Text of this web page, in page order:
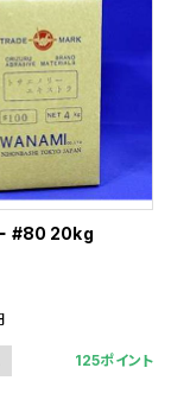
#80 20kg
125ポイント